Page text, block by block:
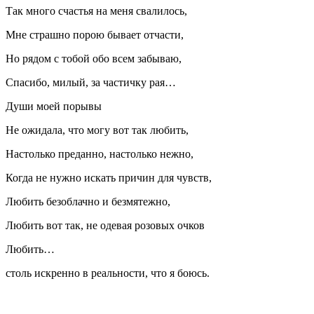
Так много счастья на меня свалилось,
Мне страшно порою бывает отчасти,
Но рядом с тобой обо всем забываю,
Спасибо, милый, за частичку рая…
Души моей порывы
Не ожидала, что могу вот так любить,
Настолько преданно, настолько нежно,
Когда не нужно искать причин для чувств,
Любить безоблачно и безмятежно,
Любить вот так, не одевая розовых очков
Любить…
столь искренно в реальности, что я боюсь.